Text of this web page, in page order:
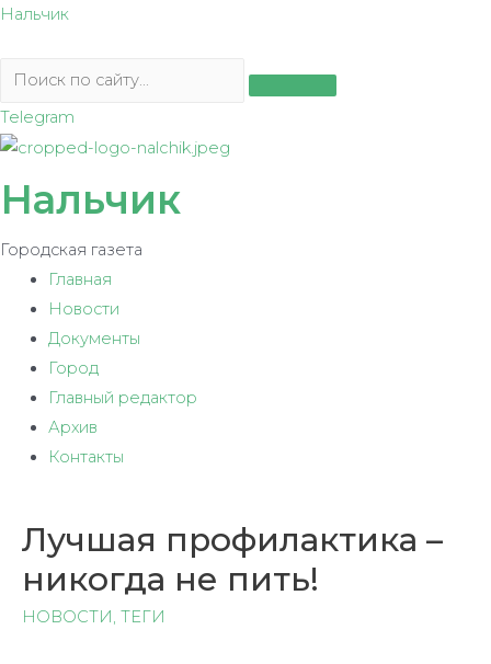
Перейти
содержимому
Нальчик
Telegram
Нальчик
Городская газета
Главная
Новости
Документы
Город
Главный редактор
Архив
Контакты
Лучшая профилактика –
никогда не пить!
НОВОСТИ, ТЕГИ